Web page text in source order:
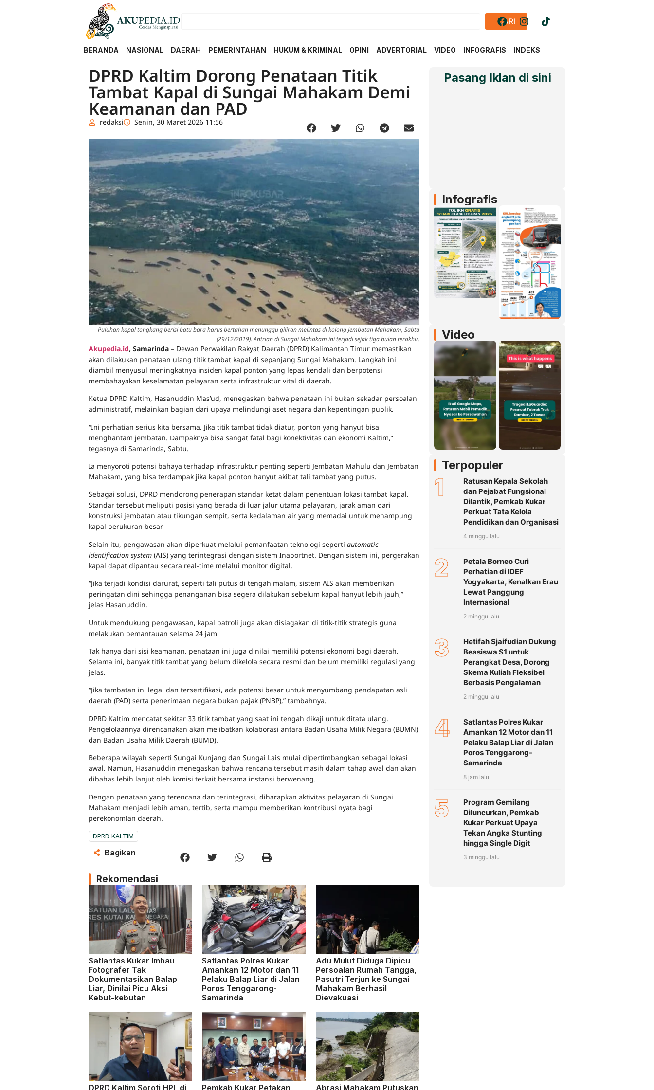
CARI
BERANDA NASIONAL DAERAH PEMERINTAHAN HUKUM & KRIMINAL OPINI ADVERTORIAL VIDEO INFOGRAFIS INDEKS
DPRD Kaltim Dorong Penataan Titik
Tambat Kapal di Sungai Mahakam Demi
Keamanan dan PAD
redaksi Senin, 30 Maret 2026 11:56
Puluhan kapal tongkang berisi batu bara harus bertahan menunggu giliran melintas di kolong Jembatan Mahakam, Sabtu
(29/12/2019). Antrian di Sungai Mahakam ini terjadi sejak tiga bulan terakhir.
Akupedia.id, Samarinda – Dewan Perwakilan Rakyat Daerah (DPRD) Kalimantan Timur memastikan
akan dilakukan penataan ulang titik tambat kapal di sepanjang Sungai Mahakam. Langkah ini
diambil menyusul meningkatnya insiden kapal ponton yang lepas kendali dan berpotensi
membahayakan keselamatan pelayaran serta infrastruktur vital di daerah.
Ketua DPRD Kaltim, Hasanuddin Mas’ud, menegaskan bahwa penataan ini bukan sekadar persoalan
administratif, melainkan bagian dari upaya melindungi aset negara dan kepentingan publik.
“Ini perhatian serius kita bersama. Jika titik tambat tidak diatur, ponton yang hanyut bisa
menghantam jembatan. Dampaknya bisa sangat fatal bagi konektivitas dan ekonomi Kaltim,”
tegasnya di Samarinda, Sabtu.
Ia menyoroti potensi bahaya terhadap infrastruktur penting seperti Jembatan Mahulu dan Jembatan
Mahakam, yang bisa terdampak jika kapal ponton hanyut akibat tali tambat yang putus.
Sebagai solusi, DPRD mendorong penerapan standar ketat dalam penentuan lokasi tambat kapal.
Standar tersebut meliputi posisi yang berada di luar jalur utama pelayaran, jarak aman dari
konstruksi jembatan atau tikungan sempit, serta kedalaman air yang memadai untuk menampung
kapal berukuran besar.
Selain itu, pengawasan akan diperkuat melalui pemanfaatan teknologi seperti automatic
identification system (AIS) yang terintegrasi dengan sistem Inaportnet. Dengan sistem ini, pergerakan
kapal dapat dipantau secara real-time melalui monitor digital.
“Jika terjadi kondisi darurat, seperti tali putus di tengah malam, sistem AIS akan memberikan
peringatan dini sehingga penanganan bisa segera dilakukan sebelum kapal hanyut lebih jauh,”
jelas Hasanuddin.
Untuk mendukung pengawasan, kapal patroli juga akan disiagakan di titik-titik strategis guna
melakukan pemantauan selama 24 jam.
Tak hanya dari sisi keamanan, penataan ini juga dinilai memiliki potensi ekonomi bagi daerah.
Selama ini, banyak titik tambat yang belum dikelola secara resmi dan belum memiliki regulasi yang
jelas.
“Jika tambatan ini legal dan tersertifikasi, ada potensi besar untuk menyumbang pendapatan asli
daerah (PAD) serta penerimaan negara bukan pajak (PNBP),” tambahnya.
DPRD Kaltim mencatat sekitar 33 titik tambat yang saat ini tengah dikaji untuk ditata ulang.
Pengelolaannya direncanakan akan melibatkan kolaborasi antara Badan Usaha Milik Negara (BUMN)
dan Badan Usaha Milik Daerah (BUMD).
Beberapa wilayah seperti Sungai Kunjang dan Sungai Lais mulai dipertimbangkan sebagai lokasi
awal. Namun, Hasanuddin menegaskan bahwa rencana tersebut masih dalam tahap awal dan akan
dibahas lebih lanjut oleh komisi terkait bersama instansi berwenang.
Dengan penataan yang terencana dan terintegrasi, diharapkan aktivitas pelayaran di Sungai
Mahakam menjadi lebih aman, tertib, serta mampu memberikan kontribusi nyata bagi
perekonomian daerah.
DPRD KALTIM
Bagikan
Rekomendasi
Satlantas Kukar Imbau
Fotografer Tak
Dokumentasikan Balap
Liar, Dinilai Picu Aksi
Kebut-kebutan
Satlantas Polres Kukar
Amankan 12 Motor dan 11
Pelaku Balap Liar di Jalan
Poros Tenggarong-
Samarinda
Adu Mulut Diduga Dipicu
Persoalan Rumah Tangga,
Pasutri Terjun ke Sungai
Mahakam Berhasil
Dievakuasi
DPRD Kaltim Soroti HPL di Pemkab Kukar Petakan Abrasi Mahakam Putuskan
Pasang Iklan di sini
Infografis
Video
Terpopuler
1
Ratusan Kepala Sekolah
dan Pejabat Fungsional
Dilantik, Pemkab Kukar
Perkuat Tata Kelola
Pendidikan dan Organisasi
4 minggu lalu
2
Petala Borneo Curi
Perhatian di IDEF
Yogyakarta, Kenalkan Erau
Lewat Panggung
Internasional
2 minggu lalu
3
Hetifah Sjaifudian Dukung
Beasiswa S1 untuk
Perangkat Desa, Dorong
Skema Kuliah Fleksibel
Berbasis Pengalaman
2 minggu lalu
4
Satlantas Polres Kukar
Amankan 12 Motor dan 11
Pelaku Balap Liar di Jalan
Poros Tenggarong-
Samarinda
8 jam lalu
5
Program Gemilang
Diluncurkan, Pemkab
Kukar Perkuat Upaya
Tekan Angka Stunting
hingga Single Digit
3 minggu lalu